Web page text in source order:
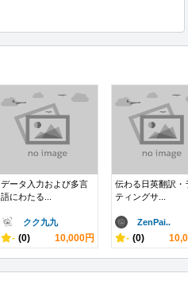
データ入力および多言
語にわたる...
クク九九
- (0) 10,000円
伝わる日英翻訳・
ティングサ...
ZenPai..
- (0)